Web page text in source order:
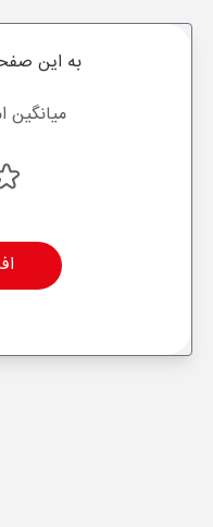
به این
میانگین امتیاز 0 از